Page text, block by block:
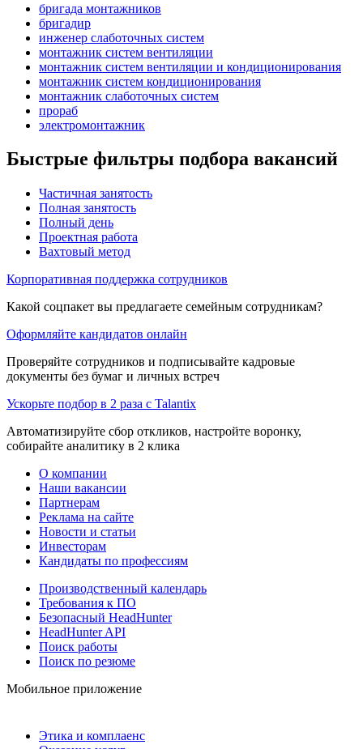
бригада монтажников
бригадир
инженер слаботочных систем
монтажник систем вентиляции
монтажник систем вентиляции и кондиционирования
монтажник систем кондиционирования
монтажник слаботочных систем
прораб
электромонтажник
Быстрые фильтры подбора вакансий
Частичная занятость
Полная занятость
Полный день
Проектная работа
Вахтовый метод
Корпоративная поддержка сотрудников
Какой соцпакет вы предлагаете семейным сотрудникам?
Оформляйте кандидатов онлайн
Проверяйте сотрудников и подписывайте кадровые
документы без бумаг и личных встреч
Ускорьте подбор в 2 раза с Talantix
Автоматизируйте сбор откликов, настройте воронку,
собирайте аналитику в 2 клика
О компании
Наши вакансии
Партнерам
Реклама на сайте
Новости и статьи
Инвесторам
Кандидаты по профессиям
Производственный календарь
Требования к ПО
Безопасный HeadHunter
HeadHunter API
Поиск работы
Поиск по резюме
Мобильное приложение
Этика и комплаенс